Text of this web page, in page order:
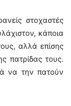
στοχαστές
κάποια
αλλά επίσης
πατρίδας τους.
να την πατούν